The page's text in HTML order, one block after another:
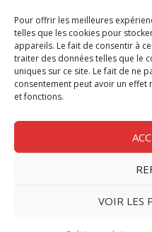
Pour offrir les meilleures
telles que les cookies pour
appareils. Le fait de consentir à
traiter des données telles que le
uniques sur ce site. Le fait de ne
consentement peut avoir un effet
et fonctions.
VOIR LES
Chèque Compta
Chèque Emploi
G-Pods
Profession Audio-visuel
Le Cahier Pro
Suivre
Nous